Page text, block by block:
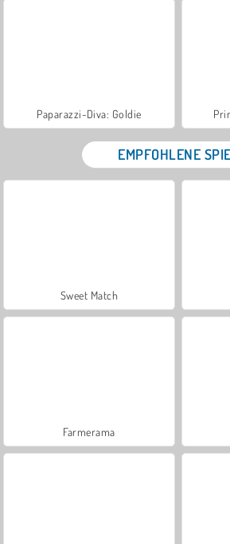
Paparazzi-Diva: Goldie
EMPFOHLENE
Sweet Match
Farmerama